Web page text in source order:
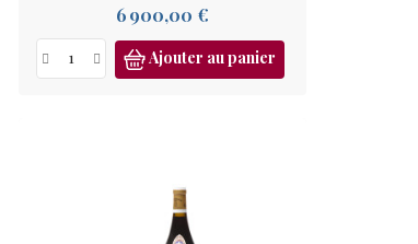
6 900,00 €
Ajouter au panier